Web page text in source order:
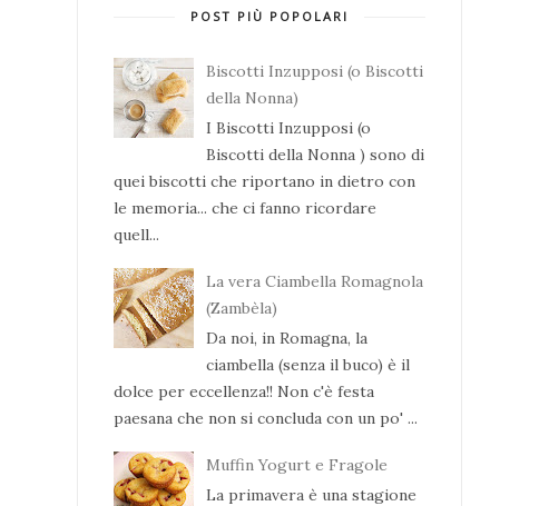
POST PIÙ POPOLARI
Biscotti Inzupposi (o Biscotti
della Nonna)
I Biscotti Inzupposi (o
Biscotti della Nonna ) sono di
quei biscotti che riportano in dietro con
le memoria... che ci fanno ricordare
quell...
La vera Ciambella Romagnola
(Zambèla)
Da noi, in Romagna, la
ciambella (senza il buco) è il
dolce per eccellenza!! Non c'è festa
paesana che non si concluda con un po' ...
Muffin Yogurt e Fragole
La primavera è una stagione